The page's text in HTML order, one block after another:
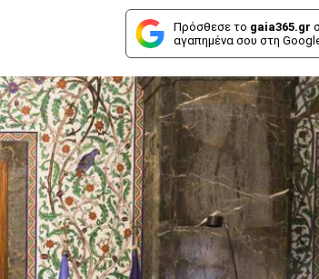
Πρόσθεσε το gaia365.gr
αγαπημένα σου στη